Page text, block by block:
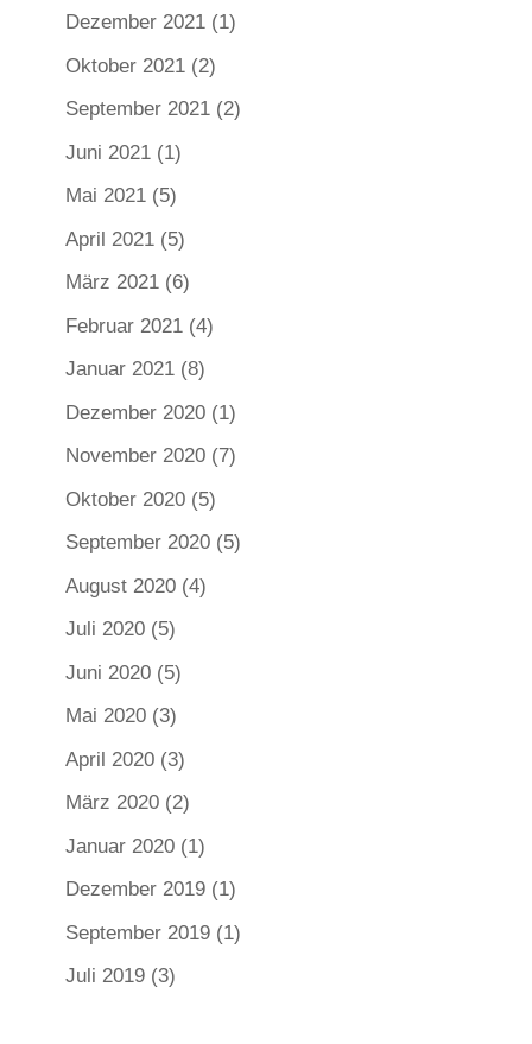
Dezember 2021(1)
Oktober 2021(2)
September 2021(2)
Juni 2021(1)
Mai 2021(5)
April 2021(5)
März 2021(6)
Februar 2021(4)
Januar 2021(8)
Dezember 2020(1)
November 2020(7)
Oktober 2020(5)
September 2020(5)
August 2020(4)
Juli 2020(5)
Juni 2020(5)
Mai 2020(3)
April 2020(3)
März 2020(2)
Januar 2020(1)
Dezember 2019(1)
September 2019(1)
Juli 2019(3)